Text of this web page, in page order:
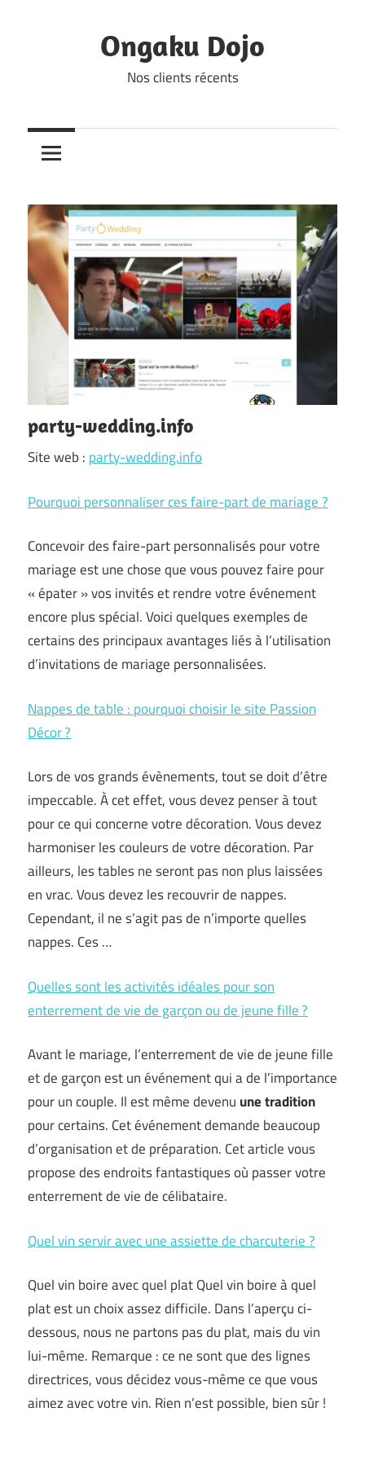
Ongaku Dojo
Nos clients récents
party-wedding.info
Site web : party-wedding.info
Pourquoi personnaliser ces faire-part de mariage ?
Concevoir des faire-part personnalisés pour votre
mariage est une chose que vous pouvez faire pour
« épater » vos invités et rendre votre événement
encore plus spécial. Voici quelques exemples de
certains des principaux avantages liés à l’utilisation
d’invitations de mariage personnalisées.
Nappes de table : pourquoi choisir le site Passion
Décor ?
Lors de vos grands évènements, tout se doit d’être
impeccable. À cet effet, vous devez penser à tout
pour ce qui concerne votre décoration. Vous devez
harmoniser les couleurs de votre décoration. Par
ailleurs, les tables ne seront pas non plus laissées
en vrac. Vous devez les recouvrir de nappes.
Cependant, il ne s’agit pas de n’importe quelles
nappes. Ces …
Quelles sont les activités idéales pour son
enterrement de vie de garçon ou de jeune fille ?
Avant le mariage, l’enterrement de vie de jeune fille
et de garçon est un événement qui a de l’importance
pour un couple. Il est même devenu une tradition
pour certains. Cet événement demande beaucoup
d’organisation et de préparation. Cet article vous
propose des endroits fantastiques où passer votre
enterrement de vie de célibataire.
Quel vin servir avec une assiette de charcuterie ?
Quel vin boire avec quel plat Quel vin boire à quel
plat est un choix assez difficile. Dans l’aperçu ci-
dessous, nous ne partons pas du plat, mais du vin
lui-même. Remarque : ce ne sont que des lignes
directrices, vous décidez vous-même ce que vous
aimez avec votre vin. Rien n’est possible, bien sûr !